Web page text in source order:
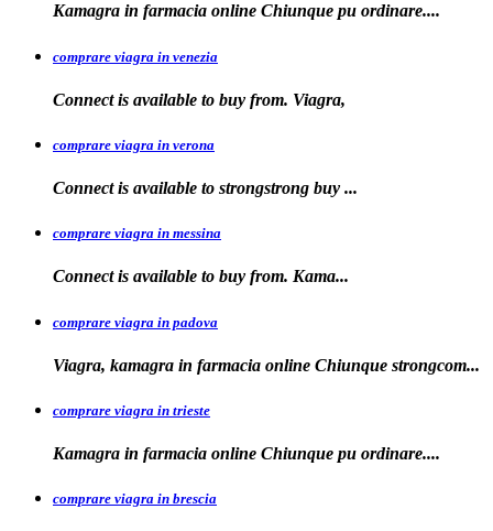
Kamagra in farmacia online Chiunque pu ordinare....
comprare viagra in venezia
Connect is available to buy from. Viagra,
comprare viagra in verona
Connect is available to strongstrong buy ...
comprare viagra in messina
Connect is available to buy from. Kama...
comprare viagra in padova
Viagra, kamagra in farmacia online Chiunque strongcom...
comprare viagra in trieste
Kamagra in farmacia online Chiunque pu ordinare....
comprare viagra in brescia